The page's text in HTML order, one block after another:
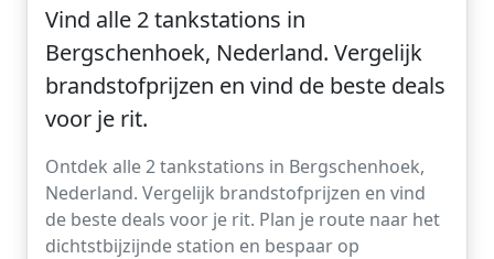
Vind alle 2 tankstations in
Bergschenhoek, Nederland. Vergelijk
brandstofprijzen en vind de beste deals
voor je rit.
Ontdek alle 2 tankstations in Bergschenhoek,
Nederland. Vergelijk brandstofprijzen en vind
de beste deals voor je rit. Plan je route naar het
dichtstbijzijnde station en bespaar op